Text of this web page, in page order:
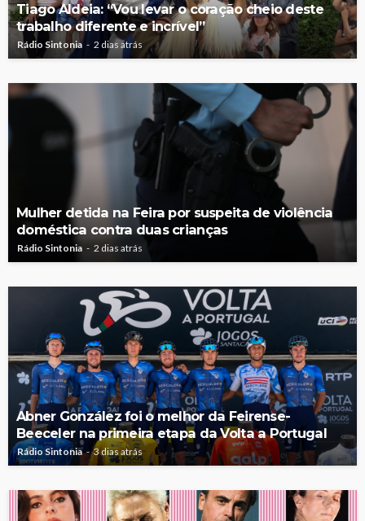
Tiago Aldeia: “Vou levar o coração cheio deste
trabalho diferente e incrível”
Rádio Sintonia 2 dias atrás
Mulher detida na Feira por suspeita de violência
doméstica contra duas crianças
Rádio Sintonia 2 dias atrás
Abner González foi o melhor da Feirense-
Beeceler na primeira etapa da Volta a Portugal
Rádio Sintonia 3 dias atrás